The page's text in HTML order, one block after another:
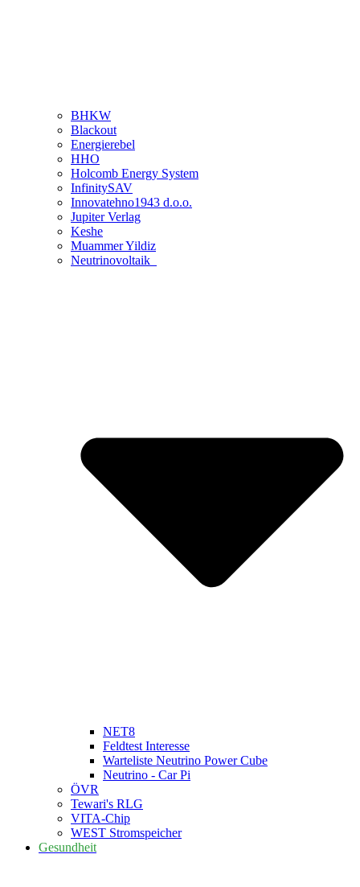
BHKW
Blackout
Energierebel
HHO
Holcomb Energy System
InfinitySAV
Innovatehno1943 d.o.o.
Jupiter Verlag
Keshe
Muammer Yildiz
Neutrinovoltaik
NET8
Feldtest Interesse
Warteliste Neutrino Power Cube
Neutrino - Car Pi
ÖVR
Tewari's RLG
VITA-Chip
WEST Stromspeicher
Gesundheit